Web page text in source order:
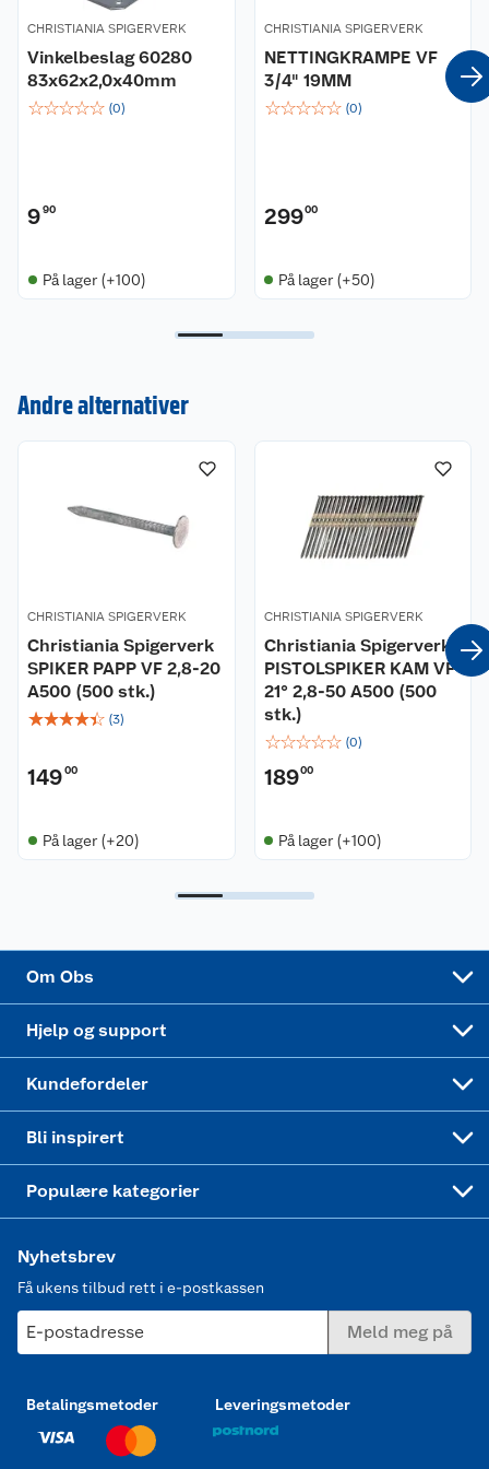
CHRISTIANIA SPIGERVERK
Vinkelbeslag 60280
83x62x2,0x40mm
☆☆☆☆☆ (0)
990
På lager (+100)
CHRISTIANIA SPIGERVERK
NETTINGKRAMPE VF
3/4" 19MM
☆☆☆☆☆ (0)
29900
På lager (+50)
Andre alternativer
CHRISTIANIA SPIGERVERK
Christiania Spigerverk
SPIKER PAPP VF 2,8-20
A500 (500 stk.)
☆☆☆☆☆ (3)
14900
På lager (+20)
CHRISTIANIA SPIGERVERK
Christiania Spigerverk
PISTOLSPIKER KAM VF
21° 2,8-50 A500 (500
stk.)
☆☆☆☆☆ (0)
18900
På lager (+100)
Om Obs
Coop kjeder
Ledige stillinger
Samvirkelag
Hjelp og support
Reklamasjon og garanti
Betalingsalternativer
Leveringsalternativer
Kjøpsvilkår
Kundefordeler
Åpent kjøp
Klikk og hent
Bli inspirert
Festdrakter til hele familien
Populære kategorier
Hagemøbler og utemøbler
Nyhetsbrev
Få ukens tilbud rett i e-postkassen
E-postadresse Meld meg på
Betalingsmetoder Leveringsmetoder